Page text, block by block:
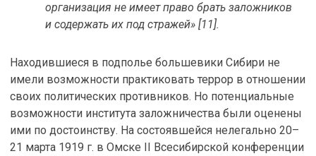
организация не имеет право брать заложников
и содержать их под стражей» [11].
Находившиеся в подполье большевики Сибири не
имели возможности практиковать террор в отношении
своих политических противников. Но потенциальные
возможности института заложничества были оценены
ими по достоинству. На состоявшейся нелегально 20–
21 марта 1919 г. в Омске II Всесибирской конференции